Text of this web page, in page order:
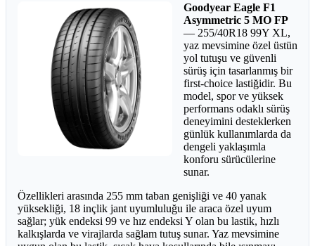
Goodyear Eagle F1
Asymmetric 5 MO FP
— 255/40R18 99Y XL,
yaz mevsimine özel üstün
yol tutuşu ve güvenli
sürüş için tasarlanmış bir
first-choice lastiğidir. Bu
model, spor ve yüksek
performans odaklı sürüş
deneyimini desteklerken
günlük kullanımlarda da
dengeli yaklaşımla
konforu sürücülerine
sunar.
Özellikleri arasında 255 mm taban genişliği ve 40 yanak
yüksekliği, 18 inçlik jant uyumluluğu ile araca özel uyum
sağlar; yük endeksi 99 ve hız endeksi Y olan bu lastik, hızlı
kalkışlarda ve virajlarda sağlam tutuş sunar. Yaz mevsimine